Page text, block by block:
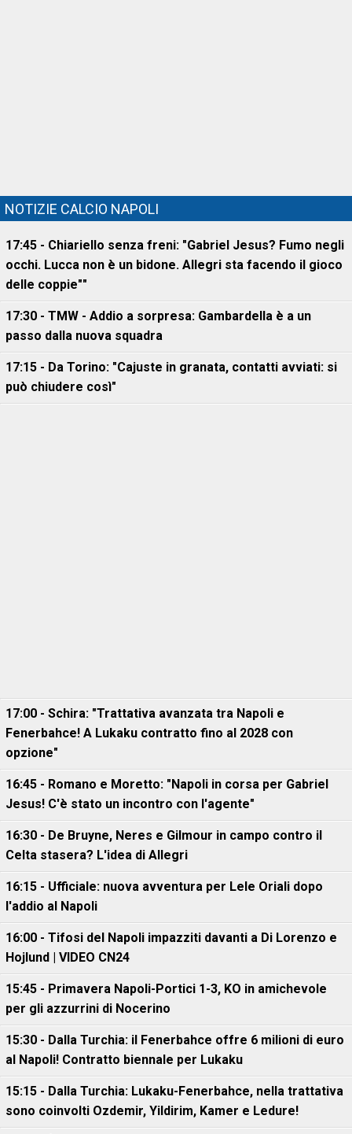
NOTIZIE CALCIO NAPOLI
17:45 - Chiariello senza freni: "Gabriel Jesus? Fumo negli
occhi. Lucca non è un bidone. Allegri sta facendo il gioco
delle coppie""
17:30 - TMW - Addio a sorpresa: Gambardella è a un
passo dalla nuova squadra
17:15 - Da Torino: "Cajuste in granata, contatti avviati: si
può chiudere così"
17:00 - Schira: "Trattativa avanzata tra Napoli e
Fenerbahce! A Lukaku contratto fino al 2028 con
opzione"
16:45 - Romano e Moretto: "Napoli in corsa per Gabriel
Jesus! C'è stato un incontro con l'agente"
16:30 - De Bruyne, Neres e Gilmour in campo contro il
Celta stasera? L'idea di Allegri
16:15 - Ufficiale: nuova avventura per Lele Oriali dopo
l'addio al Napoli
16:00 - Tifosi del Napoli impazziti davanti a Di Lorenzo e
Hojlund | VIDEO CN24
15:45 - Primavera Napoli-Portici 1-3, KO in amichevole
per gli azzurrini di Nocerino
15:30 - Dalla Turchia: il Fenerbahce offre 6 milioni di euro
al Napoli! Contratto biennale per Lukaku
15:15 - Dalla Turchia: Lukaku-Fenerbahce, nella trattativa
sono coinvolti Ozdemir, Yildirim, Kamer e Ledure!